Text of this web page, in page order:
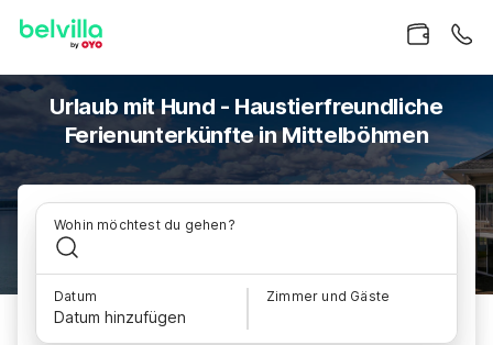
Urlaub mit Hund - Haustierfreundliche
Ferienunterkünfte in Mittelböhmen
Wohin möchtest du gehen?
Datum
Datum hinzufügen
Zimmer und Gäste